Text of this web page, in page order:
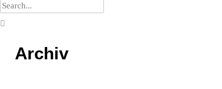
Archiv